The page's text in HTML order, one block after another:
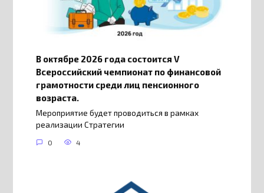
В октябре 2026 года состоится V
Всероссийский чемпионат по финансовой
грамотности среди лиц пенсионного
возраста.
Мероприятие будет проводиться в рамках
реализации Стратегии
0 4